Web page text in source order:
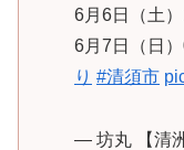
6月6日（土
6月7日（日
り #清須市
— 坊丸 【清